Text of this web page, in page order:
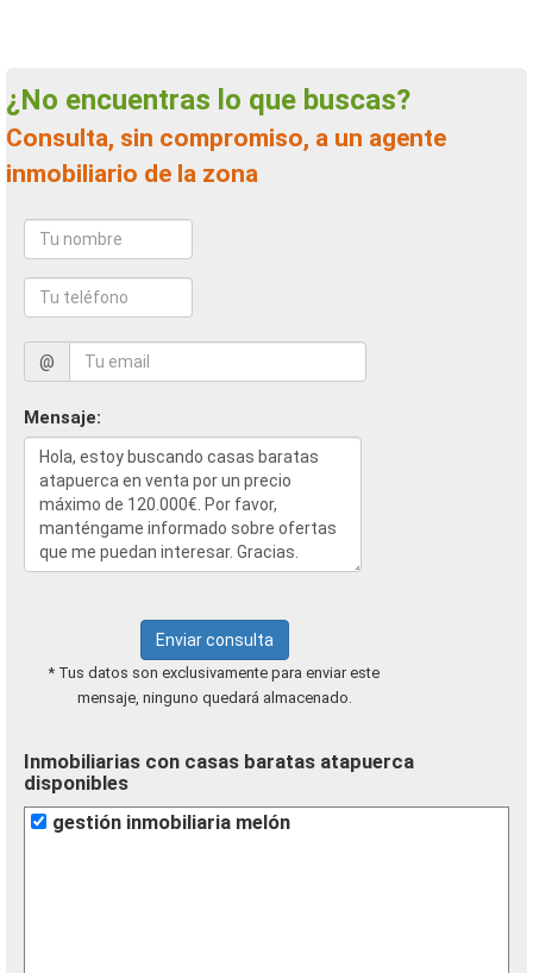
¿No encuentras lo que buscas?
Consulta, sin compromiso, a un agente
inmobiliario de la zona
@
Mensaje:
Enviar consulta
* Tus datos son exclusivamente para enviar este
mensaje, ninguno quedará almacenado.
Inmobiliarias con casas baratas atapuerca
disponibles
gestión inmobiliaria melón